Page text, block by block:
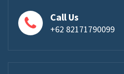
Call Us
+62 82171790099